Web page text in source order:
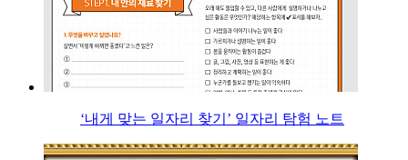
‘내게 맞는 일자리 찾기’ 일자리 탐험 노트